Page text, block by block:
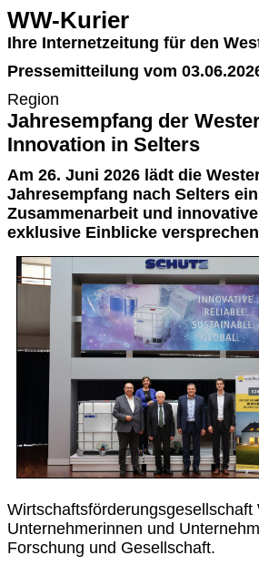
WW-Kurier
Ihre Internetzeitung für den
Pressemitteilung vom
Region
Jahresempfang der
Innovation in Selters
Am 26. Juni 2026 lädt die
Jahresempfang nach Selters
Zusammenarbeit und
exklusive Einblicke
Unternehmerinnen und
Forschung und Gesellschaft.